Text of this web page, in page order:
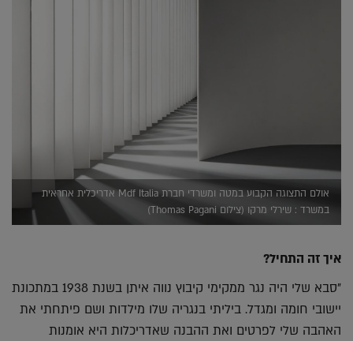
אולם התצוגה הקבוע במטה ומשרדי חברת Mdf Italia אדריכלית אחראית
במשרד : שירלי מרקו (צילום Thomas Pagani)
איך זה התחיל?
"סבא שלי היה נגר ממקימי קיבוץ נווה איתן בשנת 1938 במתכונת
יישובי חומה ומגדל. ביליתי בנגריה שלו מילדות ושם פיתחתי את
האהבה שלי לפרטים ואת ההבנה שאדריכלות היא אומנות